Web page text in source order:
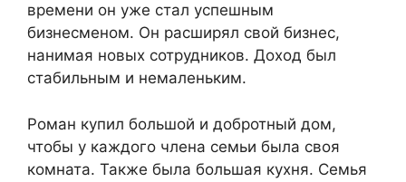
времени он уже стал успешным
бизнесменом. Он расширял свой бизнес,
нанимая новых сотрудников. Доход был
стабильным и немаленьким.
Роман купил большой и добротный дом,
чтобы у каждого члена семьи была своя
комната. Также была большая кухня. Семья